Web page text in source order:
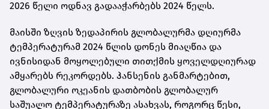
2026 წელი ოდნავ გადააჭარბებს 2024 წელს.
მაისში ზღვის ზედაპირის გლობალურმა დღიურმა
ტემპერატურამ 2024 წლის დონეს მიაღწია და
ივნისიდან მოყოლებული თითქმის ყოველდღიურად
ამყარებს რეკორდებს. ჰანსენის განმარტებით,
გლობალური ოკეანის დათბობის გლობალურ
საშუალო ტემპერატურაზე ასახვას, როგორც წესი,